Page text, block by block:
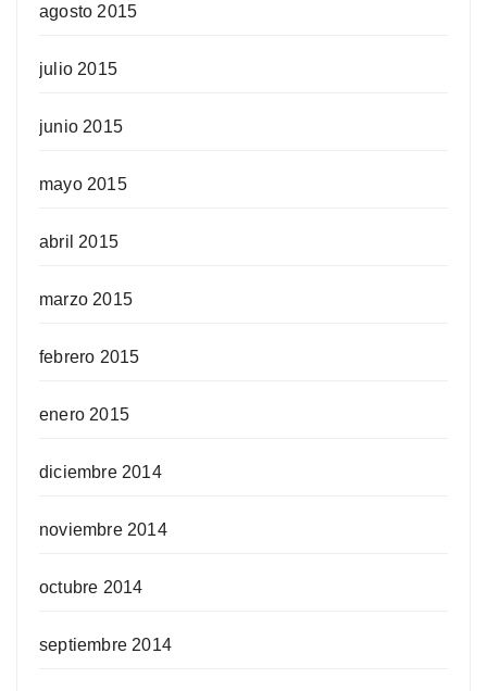
agosto 2015
julio 2015
junio 2015
mayo 2015
abril 2015
marzo 2015
febrero 2015
enero 2015
diciembre 2014
noviembre 2014
octubre 2014
septiembre 2014